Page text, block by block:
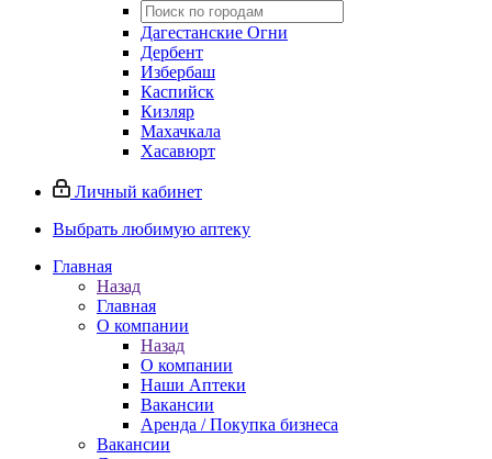
Дагестанские Огни
Дербент
Избербаш
Каспийск
Кизляр
Махачкала
Хасавюрт
Личный кабинет
Выбрать любимую аптеку
Главная
Назад
Главная
О компании
Назад
О компании
Наши Аптеки
Вакансии
Аренда / Покупка бизнеса
Вакансии